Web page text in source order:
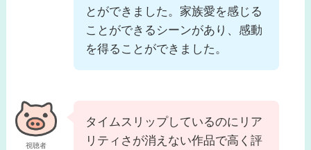
とができました。家族愛を感じる
ことができるシーンがあり、感動
を得ることができました。
視聴者
タイムスリップしているのにリア
リティさが消えない作品で高く評